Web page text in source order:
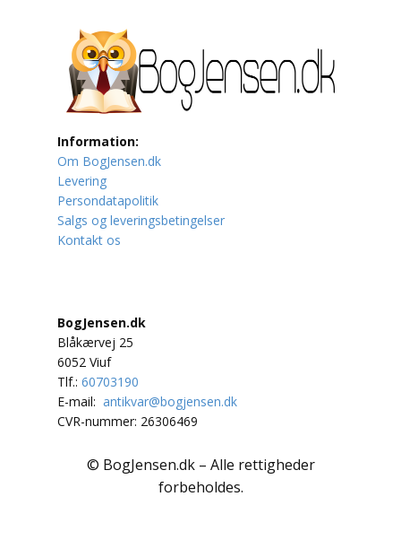
Lokalhistorie / Topografi
Lufttrafik / Fly
Lystfiskeri
Mad
Musik
Mytologi / Sagn / Sagaer
Oldtidskundskab
Ordbøger
Øvrige
Information:
Om BogJensen.dk
Levering
Persondatapolitik
Salgs og leveringsbetingelser
Kontakt os
BogJensen.dk
Blåkærvej 25
6052 Viuf
Tlf.: 60703190
E-mail: antikvar@bogjensen.dk
CVR-nummer: 26306469
© BogJensen.dk – Alle rettigheder
forbeholdes.